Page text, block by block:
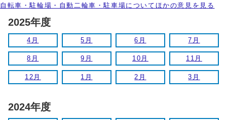
自転車・駐輪場・自動二輪車・駐車場についてほかの意見を見る
2025年度
4月 5月 6月 7月
8月 9月 10月 11月
12月 1月 2月 3月
2024年度